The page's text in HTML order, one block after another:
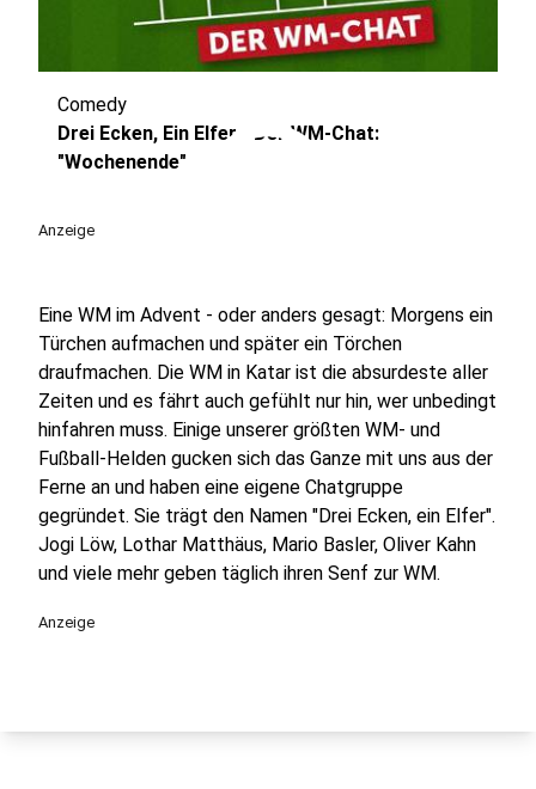
play_circle
Comedy
Drei Ecken, Ein Elfer - Der WM-Chat:
"Wochenende"
Anzeige
Eine WM im Advent - oder anders gesagt: Morgens ein
Türchen aufmachen und später ein Törchen
draufmachen. Die WM in Katar ist die absurdeste aller
Zeiten und es fährt auch gefühlt nur hin, wer unbedingt
hinfahren muss. Einige unserer größten WM- und
Fußball-Helden gucken sich das Ganze mit uns aus der
Ferne an und haben eine eigene Chatgruppe
gegründet. Sie trägt den Namen "Drei Ecken, ein Elfer".
Jogi Löw, Lothar Matthäus, Mario Basler, Oliver Kahn
und viele mehr geben täglich ihren Senf zur WM.
Anzeige